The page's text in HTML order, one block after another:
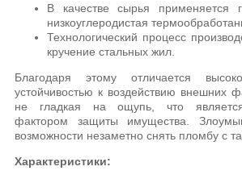
В качестве сырья применяется
низкоуглеродистая
Технологический процесс
кручение стальных жил.
Благодаря этому отличается
устойчивостью к воздействию внешних
не гладкая на ощупь, что
фактором защиты имущества.
возможности незаметно снять пломбу с
Характеристики: